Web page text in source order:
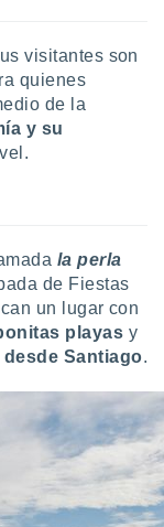
visitantes son
quienes
de la
y su
la perla
de Fiestas
un lugar con
playas y
Santiago.